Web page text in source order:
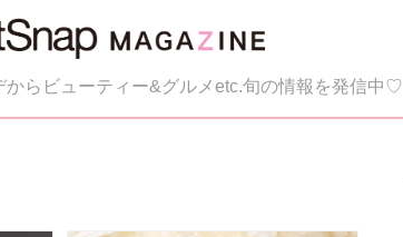
からビューティー&グルメetc.旬の情報を発信中♡